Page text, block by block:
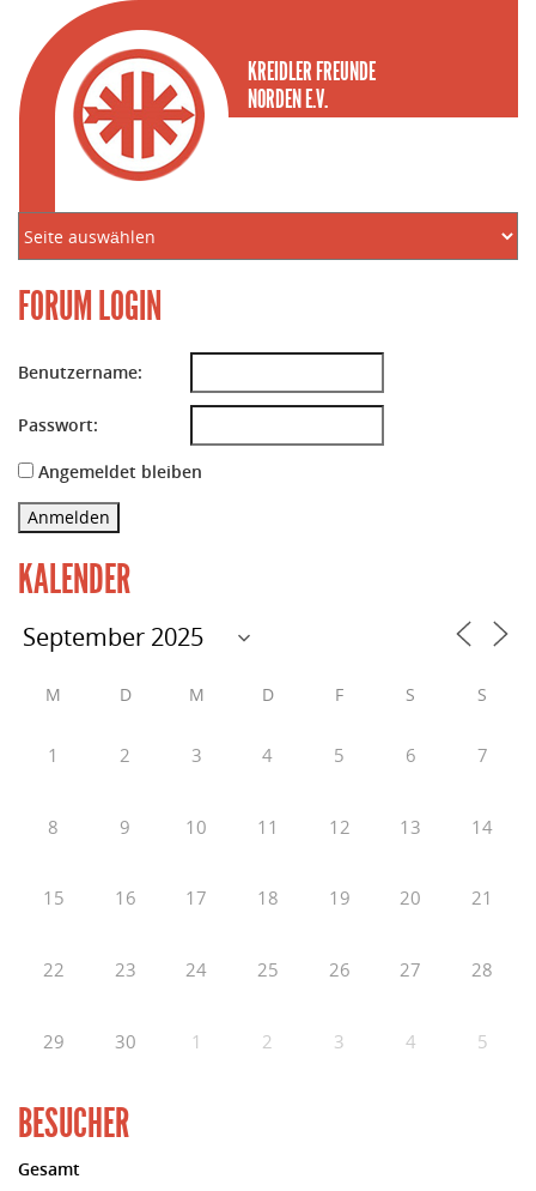
KREIDLER FREUNDE
NORDEN E.V.
FORUM LOGIN
Benutzername:
Passwort:
Angemeldet bleiben
Anmelden
KALENDER
M D M D F S S
1 2 3 4 5 6 7
8 9 10 11 12 13 14
15 16 17 18 19 20 21
22 23 24 25 26 27 28
29 30 1 2 3 4 5
BESUCHER
Gesamt